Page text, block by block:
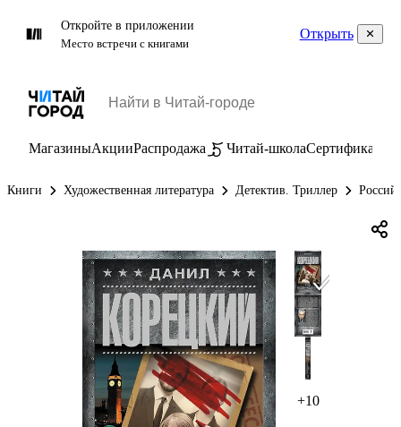
Откройте в приложении
Место встречи с книгами
Открыть
МагазиныАкцииРаспродажа Читай-школаСертификаты
Книги Художественная литература Детектив. Триллер
+10